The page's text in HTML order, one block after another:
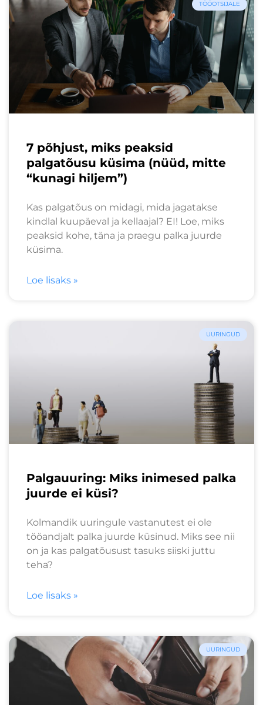
TÖÖOTSIJALE
7 põhjust, miks peaksid
palgatõusu küsima (nüüd, mitte
“kunagi hiljem”)
Kas palgatõus on midagi, mida jagatakse
kindlal kuupäeval ja kellaajal? EI! Loe, miks
peaksid kohe, täna ja praegu palka juurde
küsima.
Loe lisaks »
UURINGUD
Palgauuring: Miks inimesed palka
juurde ei küsi?
Kolmandik uuringule vastanutest ei ole
tööandjalt palka juurde küsinud. Miks see nii
on ja kas palgatõusust tasuks siiski juttu
teha?
Loe lisaks »
UURINGUD